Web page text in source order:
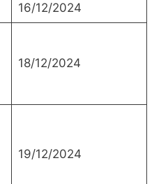
16/12/2024
18/12/2024
19/12/2024